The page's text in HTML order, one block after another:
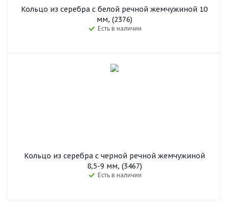
Кольцо из серебра с белой речной жемчужиной 10
мм, (2376)
Есть в наличии
Кольцо из серебра с черной речной жемчужиной
8,5-9 мм, (3467)
Есть в наличии